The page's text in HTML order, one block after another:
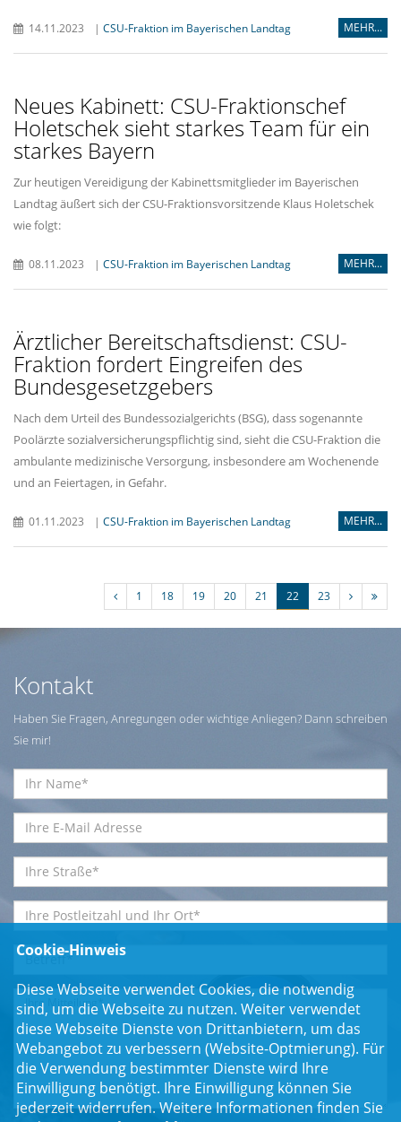
14.11.2023 | CSU-Fraktion im Bayerischen Landtag MEHR...
Neues Kabinett: CSU-Fraktionschef
Holetschek sieht starkes Team für ein
starkes Bayern
Zur heutigen Vereidigung der Kabinettsmitglieder im Bayerischen
Landtag äußert sich der CSU-Fraktionsvorsitzende Klaus Holetschek
wie folgt:
08.11.2023 | CSU-Fraktion im Bayerischen Landtag MEHR...
Ärztlicher Bereitschaftsdienst: CSU-
Fraktion fordert Eingreifen des
Bundesgesetzgebers
Nach dem Urteil des Bundessozialgerichts (BSG), dass sogenannte
Poolärzte sozialversicherungspflichtig sind, sieht die CSU-Fraktion die
ambulante medizinische Versorgung, insbesondere am Wochenende
und an Feiertagen, in Gefahr.
01.11.2023 | CSU-Fraktion im Bayerischen Landtag MEHR...
1 18 19 20 21 22 23
Kontakt
Haben Sie Fragen, Anregungen oder wichtige Anliegen? Dann schreiben
Sie mir!
Cookie-Hinweis
Diese Webseite verwendet Cookies, die notwendig
sind, um die Webseite zu nutzen. Weiter verwendet
diese Webseite Dienste von Drittanbietern, um das
Webangebot zu verbessern (Website-Optmierung). Für
die Verwendung bestimmter Dienste wird Ihre
Einwilligung benötigt. Ihre Einwilligung können Sie
jederzeit widerrufen. Weitere Informationen finden Sie